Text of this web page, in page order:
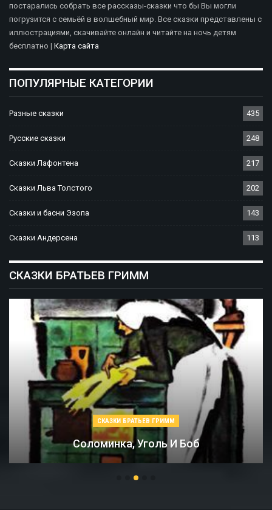
постарались собрать все рассказы-сказки что бы Вы могли
погрузится с семьёй в волшебный мир. Все сказки представлены с
иллюстрациями, скачивайте онлайн и читайте на ночь детям
бесплатно | Карта сайта
ПОПУЛЯРНЫЕ КАТЕГОРИИ
Разные сказки 435
Русские сказки 248
Сказки Лафонтена 217
Сказки Льва Толстого 202
Сказки и басни Эзопа 143
Сказки Андерсена 113
СКАЗКИ БРАТЬЕВ ГРИММ
СКАЗКИ БРАТЬЕВ ГРИММ
Соломинка, Уголь И Боб